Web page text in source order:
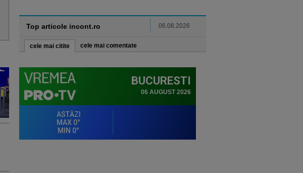
Top articole incont.ro 06.08.2026
cele mai citite cele mai comentate